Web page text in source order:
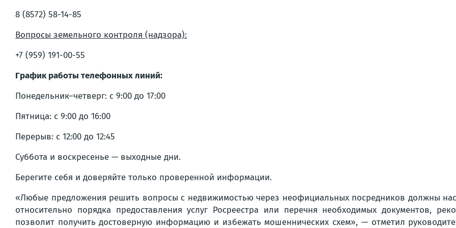
8 (8572) 58-14-85
Вопросы земельного контроля (надзора):
+7 (959) 191-00-55
График работы телефонных линий:
Понедельник–четверг: с 9:00 до 17:00
Пятница: с 9:00 до 16:00
Перерыв: с 12:00 до 12:45
Суббота и воскресенье — выходные дни.
Берегите себя и доверяйте только проверенной информации.
«Любые предложения решить вопросы с недвижимостью через неофициальных посредников должны
относительно порядка предоставления услуг Росреестра или перечня необходимых документов,
позволит получить достоверную информацию и избежать мошеннических схем», — отметил